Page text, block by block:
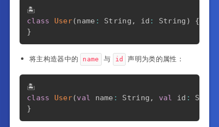
class
User(name : String , id : String )
{
}
将主构造器中的 name 与 id 声明为类的属性：
class
User(val name : String , val id :
}